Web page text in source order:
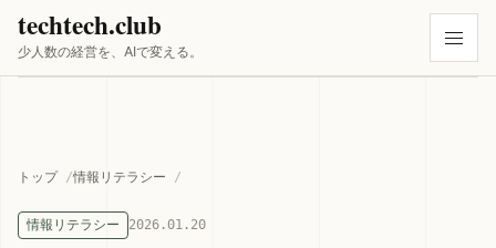
techtech.club
少人数の経営を、AIで変える。
トップ 情報リテラシー
情報リテラシー 2026.01.20